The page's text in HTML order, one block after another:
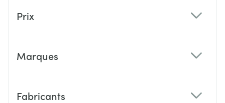
Prix
Marques
Fabricants